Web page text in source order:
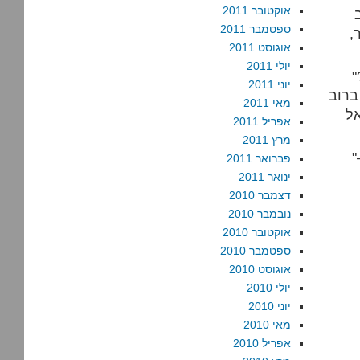
"אחר כך הם נתנו את תל-אביב למסתננים" – שוב, מי זה "הם"?
"וכשנתנו לי להפוך למיעוט יהודי נרדף במולדתי…" – בחייאת –
אוקטובר 2011
ספטמבר 2011
אוגוסט 2011
יולי 2011
יוני 2011
מאי 2011
אפריל 2011
מרץ 2011
פברואר 2011
ינואר 2011
דצמבר 2010
נובמבר 2010
אוקטובר 2010
ספטמבר 2010
אוגוסט 2010
יולי 2010
יוני 2010
מאי 2010
אפריל 2010